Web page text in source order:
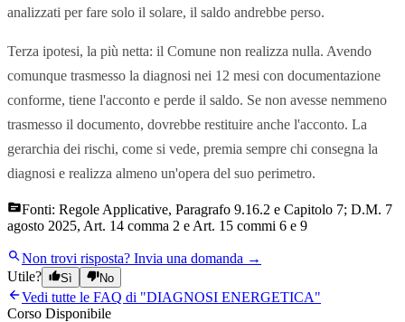
analizzati per fare solo il solare, il saldo andrebbe perso.
Terza ipotesi, la più netta: il Comune non realizza nulla. Avendo
comunque trasmesso la diagnosi nei 12 mesi con documentazione
conforme, tiene l'acconto e perde il saldo. Se non avesse nemmeno
trasmesso il documento, dovrebbe restituire anche l'acconto. La
gerarchia dei rischi, come si vede, premia sempre chi consegna la
diagnosi e realizza almeno un'opera del suo perimetro.
Fonti: Regole Applicative, Paragrafo 9.16.2 e Capitolo 7; D.M. 7
agosto 2025, Art. 14 comma 2 e Art. 15 commi 6 e 9
Non trovi risposta? Invia una domanda →
Utile?
Sì No
Vedi tutte le FAQ di "DIAGNOSI ENERGETICA"
Corso Disponibile